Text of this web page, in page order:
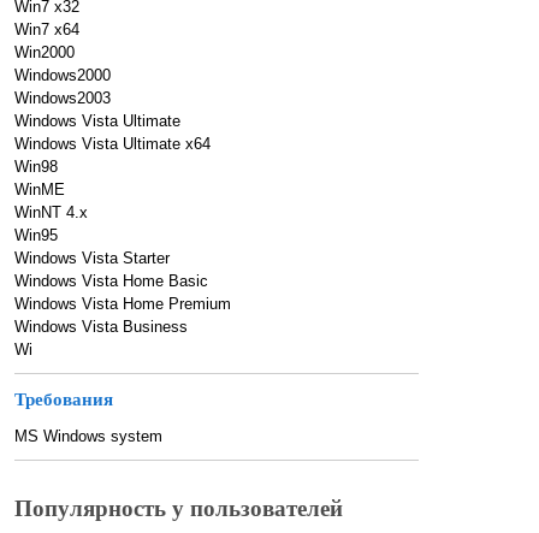
Win7 x32
Win7 x64
Win2000
Windows2000
Windows2003
Windows Vista Ultimate
Windows Vista Ultimate x64
Win98
WinME
WinNT 4.x
Win95
Windows Vista Starter
Windows Vista Home Basic
Windows Vista Home Premium
Windows Vista Business
Wi
Требования
MS Windows system
Популярность у пользователей